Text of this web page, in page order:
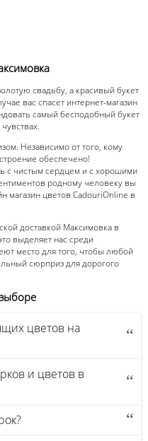
свадьбу, а красивый букет
вас спасет интернет-магазин
самый бесподобный букет
Независимо от того, кому
обеспечено!
с чистым сердцем и с хорошими
родному человеку вы
магазин цветов CadouriOnline в
доставкой Максимовка в
выделяет нас среди
место для того, чтобы любой
сюрприз для дорогого
цветов на
и цветов в